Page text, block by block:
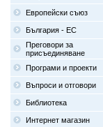
Европейски съюз
България - ЕС
Преговори за
присъединяване
Програми и проекти
Въпроси и отговори
Библиотека
Интернет магазин